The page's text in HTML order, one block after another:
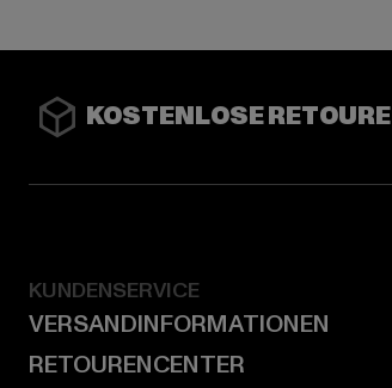
KOSTENLOSE RETOURE
KUNDENSERVICE
VERSANDINFORMATIONEN
RETOURENCENTER